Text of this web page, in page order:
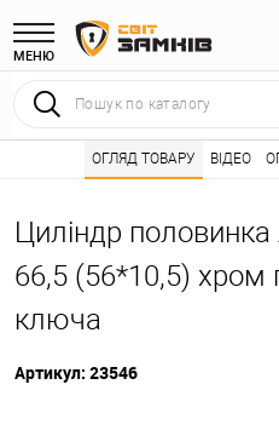
МЕНЮ
Інтернет магазин замків •
Циліндр половинка
66,5 (56*10,5) хром
ключа
Артикул: 23546
ОГЛЯД ТОВАРУ ВІДЕО